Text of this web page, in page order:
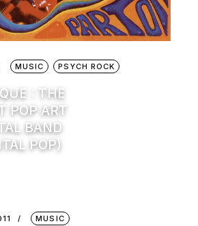
MUSIC PSYCH ROCK
: THE
POP ART
BAND
POP)
MUSIC